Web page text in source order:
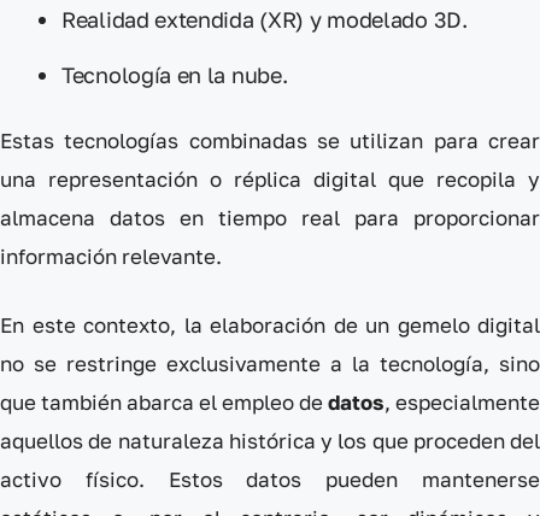
Realidad extendida (XR) y modelado 3D.
Tecnología en la nube.
Estas tecnologías combinadas se utilizan para crear
una representación o réplica digital que recopila y
almacena datos en tiempo real para proporcionar
información relevante.
En este contexto, la elaboración de un gemelo digital
no se restringe exclusivamente a la tecnología, sino
que también abarca el empleo de datos, especialmente
aquellos de naturaleza histórica y los que proceden del
activo físico. Estos datos pueden mantenerse